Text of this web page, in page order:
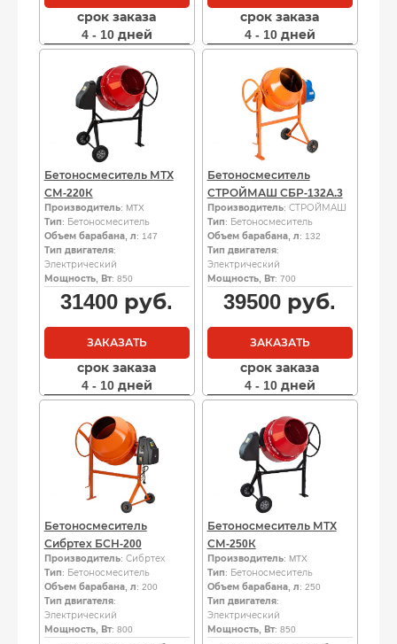
срок заказа
4 - 10 дней
срок заказа
4 - 10 дней
Бетоносмеситель МТХ
СМ-220К
Производитель: MTX
Тип: Бетоносмеситель
Объем барабана, л: 147
Тип двигателя:
Электрический
Мощность, Вт: 850
31400 руб.
ЗАКАЗАТЬ
срок заказа
4 - 10 дней
Бетоносмеситель
СТРОЙМАШ СБР-132А.3
Производитель: СТРОЙМАШ
Тип: Бетоносмеситель
Объем барабана, л: 132
Тип двигателя:
Электрический
Мощность, Вт: 700
39500 руб.
ЗАКАЗАТЬ
срок заказа
4 - 10 дней
Бетоносмеситель
Сибртех БСН-200
Производитель: Сибртех
Тип: Бетоносмеситель
Объем барабана, л: 200
Тип двигателя:
Электрический
Мощность, Вт: 800
Бетоносмеситель МТХ
СМ-250К
Производитель: MTX
Тип: Бетоносмеситель
Объем барабана, л: 250
Тип двигателя:
Электрический
Мощность, Вт: 850